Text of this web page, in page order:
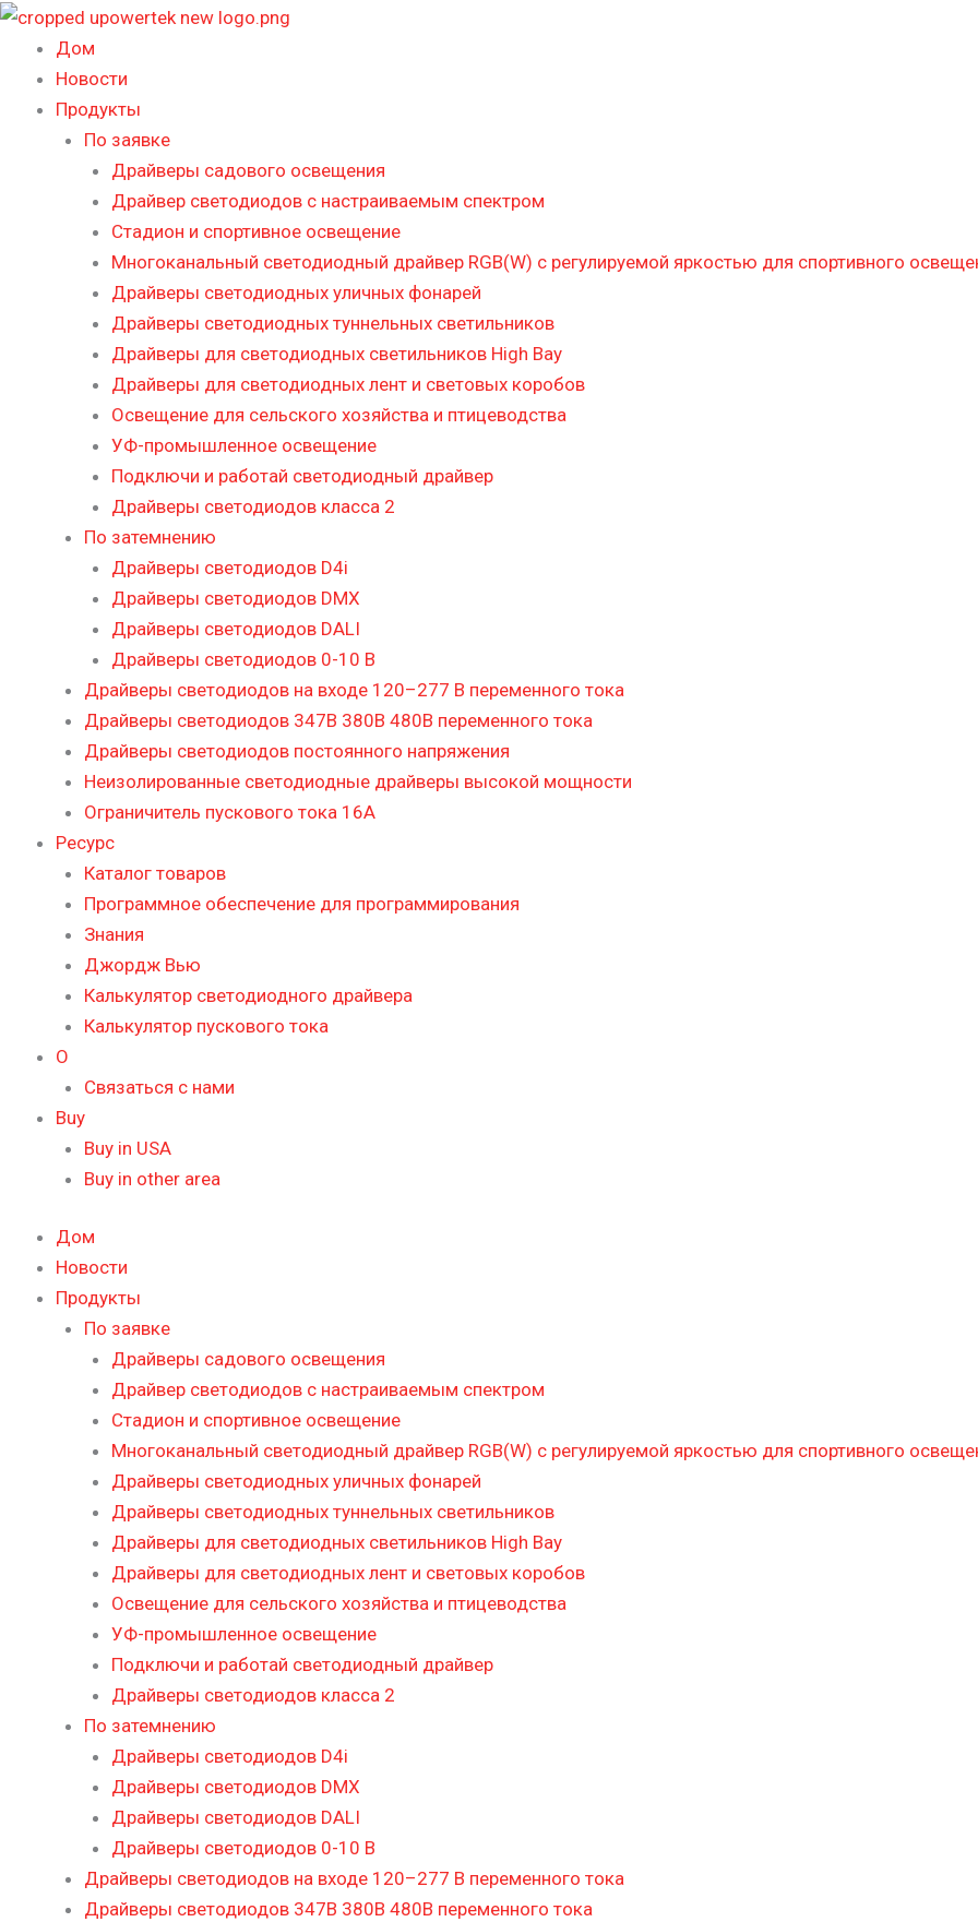
Перейти
содержимому
Дом
Новости
Продукты
По заявке
Драйверы садового освещения
Драйвер светодиодов с настраиваемым спектром
Стадион и спортивное освещение
Многоканальный светодиодный драйвер RGB(W) с регулируемой яркостью для спортивного
Драйверы светодиодных уличных фонарей
Драйверы светодиодных туннельных светильников
Драйверы для светодиодных светильников High Bay
Драйверы для светодиодных лент и световых коробов
Освещение для сельского хозяйства и птицеводства
УФ-промышленное освещение
Подключи и работай светодиодный драйвер
Драйверы светодиодов класса 2
По затемнению
Драйверы светодиодов D4i
Драйверы светодиодов DMX
Драйверы светодиодов DALI
Драйверы светодиодов 0-10 В
Драйверы светодиодов на входе 120–277 В переменного тока
Драйверы светодиодов 347В 380В 480В переменного тока
Драйверы светодиодов постоянного напряжения
Неизолированные светодиодные драйверы высокой мощности
Ограничитель пускового тока 16А
Ресурс
Каталог товаров
Программное обеспечение для программирования
Знания
Джордж Вью
Калькулятор светодиодного драйвера
Калькулятор пускового тока
О
Связаться с нами
Buy
Buy in USA
Buy in other area
Дом
Новости
Продукты
По заявке
Драйверы садового освещения
Драйвер светодиодов с настраиваемым спектром
Стадион и спортивное освещение
Многоканальный светодиодный драйвер RGB(W) с регулируемой яркостью для спортивного
Драйверы светодиодных уличных фонарей
Драйверы светодиодных туннельных светильников
Драйверы для светодиодных светильников High Bay
Драйверы для светодиодных лент и световых коробов
Освещение для сельского хозяйства и птицеводства
УФ-промышленное освещение
Подключи и работай светодиодный драйвер
Драйверы светодиодов класса 2
По затемнению
Драйверы светодиодов D4i
Драйверы светодиодов DMX
Драйверы светодиодов DALI
Драйверы светодиодов 0-10 В
Драйверы светодиодов на входе 120–277 В переменного тока
Драйверы светодиодов 347В 380В 480В переменного тока